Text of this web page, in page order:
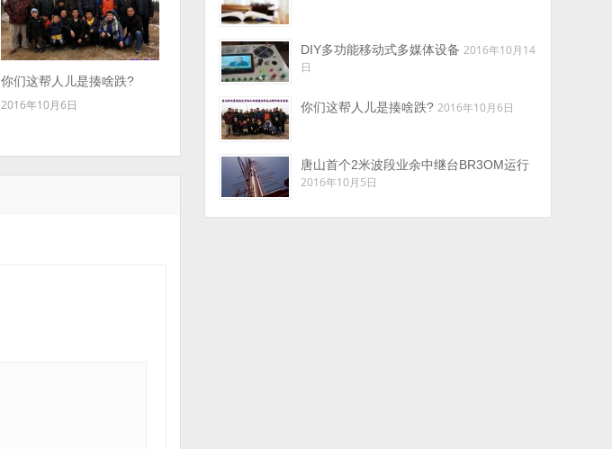
你们这帮人儿是揍啥跌?
2016年10月6日
DIY多功能移动式多媒体设备 2016年10月14
日
你们这帮人儿是揍啥跌? 2016年10月6日
唐山首个2米波段业余中继台BR3OM运行
2016年10月5日